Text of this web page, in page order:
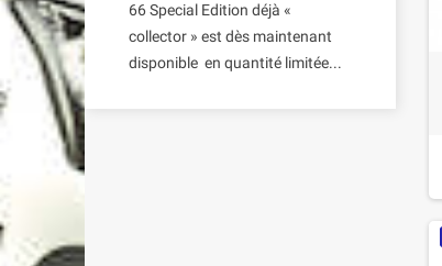
66 Special Edition déjà «
collector » est dès maintenant
disponible en quantité limitée...